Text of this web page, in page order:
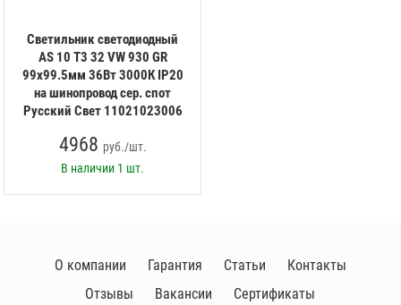
Светильник светодиодный
AS 10 T3 32 VW 930 GR
99х99.5мм 36Вт 3000К IP20
на шинопровод сер. спот
Русский Свет 11021023006
4968 руб./шт.
В наличии 1 шт.
О компании Гарантия Статьи
Контакты
Отзывы
Вакансии
Сертификаты